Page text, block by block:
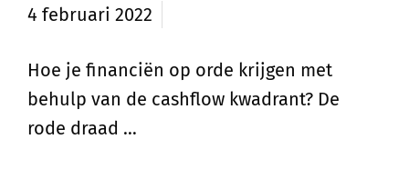
4 februari 2022
Hoe je financiën op orde krijgen met
behulp van de cashflow kwadrant? De
rode draad …